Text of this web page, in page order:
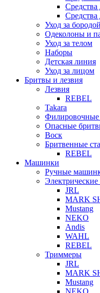
Средства
Средства
Уход за бородой
Одеколоны и
Уход за телом
Наборы
Детская линия
Уход за лицом
Бритвы и лезвия
Лезвия
REBEL
Takara
Опасные
Воск
Бритвенные
REBEL
Машинки
Ручные
JRL
MARK
Mustang
NEKO
Andis
WAHL
REBEL
Триммеры
JRL
MARK
Mustang
NEKO